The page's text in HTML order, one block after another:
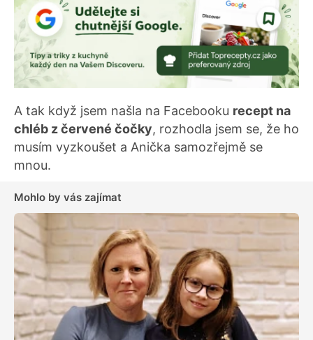
A tak když jsem našla na Facebooku recept na
chléb z červené čočky, rozhodla jsem se, že ho
musím vyzkoušet a Anička samozřejmě se
mnou.
Mohlo by vás zajímat